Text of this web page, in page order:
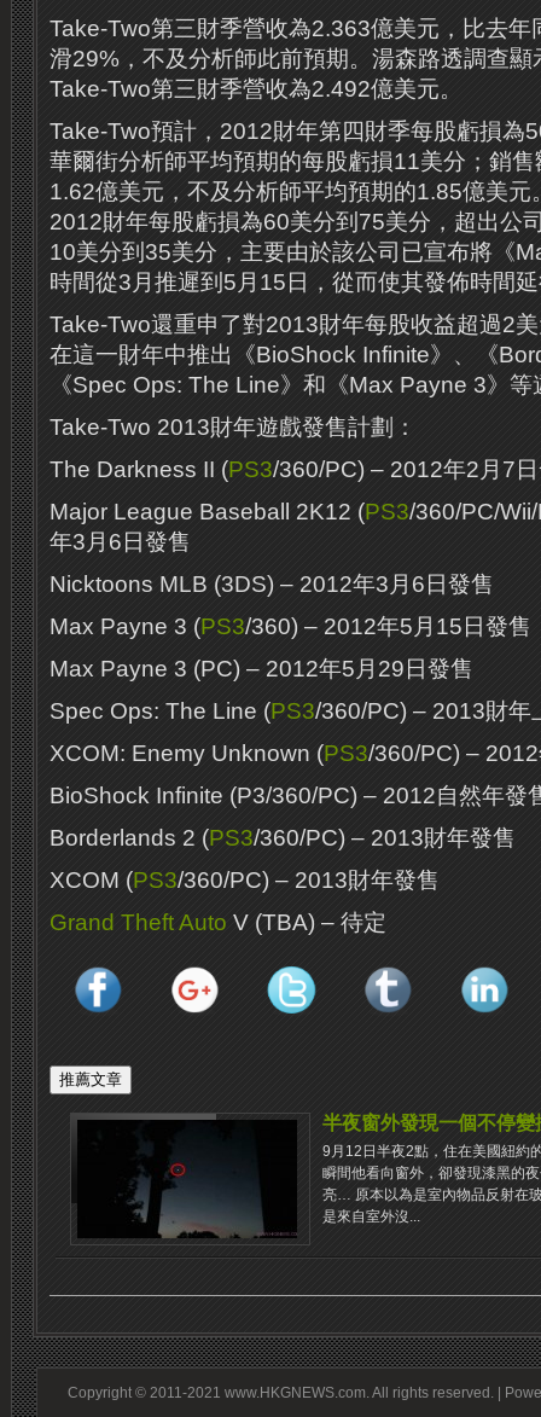
Take-Two第三財季營收為2.363億美元，比去
滑29%，不及分析師此前預期。湯森路透調查
Take-Two第三財季營收為2.492億美元。
Take-Two預計，2012財年第四財季每股虧損為
華爾街分析師平均預期的每股虧損11美分；銷
1.62億美元，不及分析師平均預期的1.85億美元
2012財年每股虧損為60美分到75美分，超出公
10美分到35美分，主要由於該公司已宣布將《
時間從3月推遲到5月15日，從而使其發佈時間
Take-Two還重申了對2013財年每股收益超過2
在這一財年中推出《BioShock Infinite》、《
《Spec Ops: The Line》和《Max Payne 3》等
Take-Two 2013財年遊戲發售計劃：
The Darkness II (PS3/360/PC) – 2012年2月7
Major League Baseball 2K12 (PS3/360/PC/
年3月6日發售
Nicktoons MLB (3DS) – 2012年3月6日發售
Max Payne 3 (PS3/360) – 2012年5月15日發售
Max Payne 3 (PC) – 2012年5月29日發售
Spec Ops: The Line (PS3/360/PC) – 2013財年
XCOM: Enemy Unknown (PS3/360/PC) –
BioShock Infinite (P3/360/PC) – 2012自然年發
Borderlands 2 (PS3/360/PC) – 2013財年發售
XCOM (PS3/360/PC) – 2013財年發售
Grand Theft Auto V (TBA) – 待定
半夜窗外發現一個不停
9月12日半夜2點，住在美國紐約
瞬間他看向窗外，卻發現漆黑的
亮… 原本以為是室內物品反射在
是來自室外沒...
Copyright © 2011-2021 www.HKGNEWS.com. All rights reserved. |